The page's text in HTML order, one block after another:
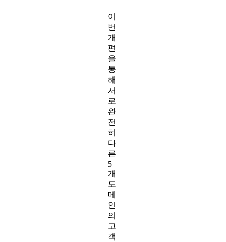
이
번
개
편
을
통
해
서
로
완
전
히
다
른
5
개
도
메
인
의
고
객